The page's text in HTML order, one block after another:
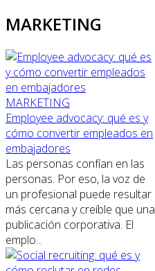
MARKETING
MARKETING
Employee advocacy: qué es y
cómo convertir empleados en
embajadores
Las personas confían en las
personas. Por eso, la voz de
un profesional puede resultar
más cercana y creíble que una
publicación corporativa. El
emplo...